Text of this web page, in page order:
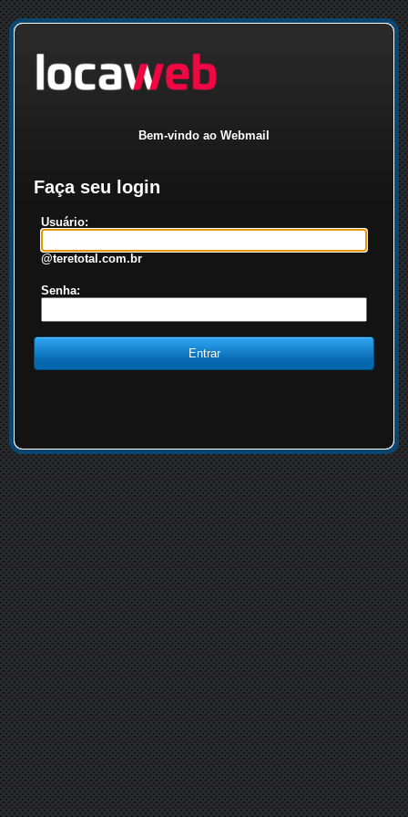
Bem-vindo ao Webmail
Faça seu login
Usuário:
@teretotal.com.br
Senha: